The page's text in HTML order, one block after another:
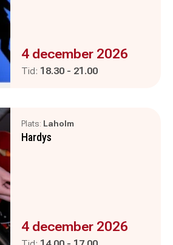
Evenemanget är :
4 december 2026
Tid: Pågår mellan
18.30 - och
21.00
Plats: Laholm
Hardys
Evenemanget är :
4 december 2026